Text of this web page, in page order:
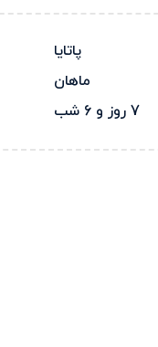
پاتایا
ماهان
7 روز و 6 شب